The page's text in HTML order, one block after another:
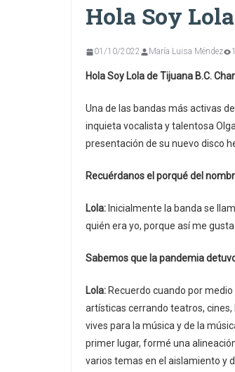
Hola Soy
01/10/2022 María Luisa Méndez
Hola Soy Lola de Tijuana B.C.
Una de las bandas más activas
inquieta vocalista y talentosa
presentación de su nuevo disco
Recuérdanos el porqué del
Lola: Inicialmente la banda se
quién era yo, porque así me
Sabemos que la pandemia
Lola: Recuerdo cuando por
artísticas cerrando teatros,
vives para la música y de la
primer lugar, formé una
varios temas en el aislamiento y